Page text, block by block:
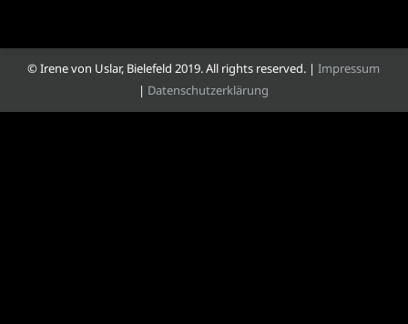
© Irene von Uslar, Bielefeld 2019. All rights reserved. |Impressum
| Datenschutzerklärung